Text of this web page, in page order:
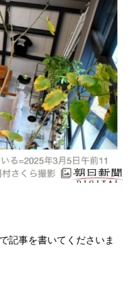
記事を書いてくださいま